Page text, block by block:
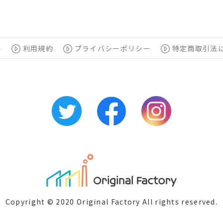
利用規約 プライバシーポリシー 特定商取引法
Copyright © 2020 Original Factory All rights reserved.